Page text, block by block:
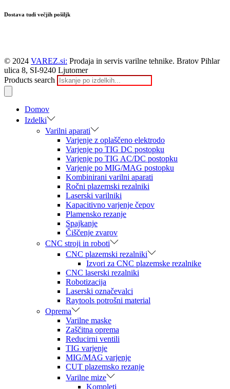
Dostava tudi večjih pošiljk
© 2024 VAREZ.si: Prodaja in servis varilne tehnike. Bratov Pihlar
ulica 8, SI-9240 Ljutomer
Products search
Domov
Izdelki
Varilni aparati
Varjenje z oplaščeno elektrodo
Varjenje po TIG DC postopku
Varjenje po TIG AC/DC postopku
Varjenje po MIG/MAG postopku
Kombinirani varilni aparati
Ročni plazemski rezalniki
Laserski varilniki
Kapacitivno varjenje čepov
Plamensko rezanje
Spajkanje
Čiščenje zvarov
CNC stroji in roboti
CNC plazemski rezalniki
Izvori za CNC plazemske rezalnike
CNC laserski rezalniki
Robotizacija
Laserski označevalci
Raytools potrošni material
Oprema
Varilne maske
Zaščitna oprema
Reducirni ventili
TIG varjenje
MIG/MAG varjenje
CUT plazemsko rezanje
Varilne mize
Kompleti